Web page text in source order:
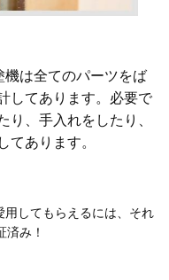
機は全てのパーツをば
してあります。必要で
り、手入れをしたり、
てあります。
してもらえるには、それ
み！